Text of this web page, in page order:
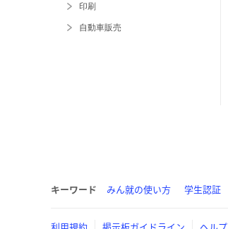
印刷
自動車販売
キーワード みん就の使い方 学生認証